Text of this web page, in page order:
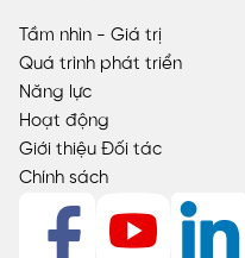
Tầm nhìn - Giá trị
Quá trình phát triển
Năng lực
Hoạt động
Giới thiệu Đối tác
Chính sách